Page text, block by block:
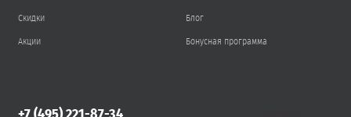
Скидки
Акции
Блог
Бонусная программа